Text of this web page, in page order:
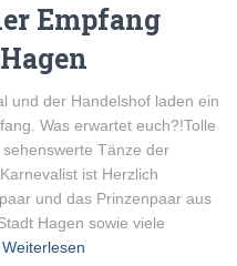
Empfang
und der Handelshof laden ein
Was erwartet euch?!Tolle
Tänze der
ist Herzlich
und das Prinzenpaar aus
Hagen sowie viele
Weiterlesen